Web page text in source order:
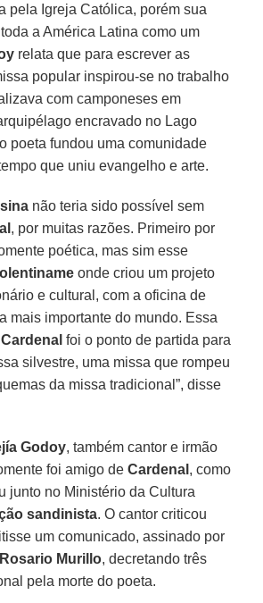
pela Igreja Católica, porém sua
a América Latina como um
relata que para escrever as
popular inspirou-se no trabalho
com camponeses em
encravado no Lago
poeta fundou uma comunidade
que uniu evangelho e arte.
não teria sido possível sem
, por muitas razões. Primeiro por
poética, mas sim esse
onde criou um projeto
e cultural, com a oficina de
mais importante do mundo. Essa
foi o ponto de partida para
silvestre, uma missa que rompeu
da missa tradicional”, disse
Godoy, também cantor e irmão
foi amigo deCardenal , como
junto no Ministério da Cultura
sandinista. O cantor criticou
um comunicado, assinado por
Rosario Murillo, decretando três
pela morte do poeta.